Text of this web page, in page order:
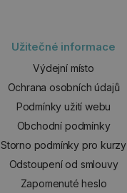
Užitečné informace
Výdejní místo
Ochrana osobních údajů
Podmínky užití webu
Obchodní podmínky
Storno podmínky pro kurzy
Odstoupení od smlouvy
Zapomenuté heslo